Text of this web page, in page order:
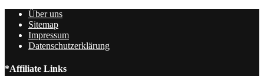
Über uns
Sitemap
Impressum
Datenschutzerklärung
*Affiliate Links